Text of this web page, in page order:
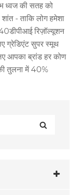
ध्वज की सतह को
- ताकि लोग हमेशा
रिज़ॉल्यूशन
ग्रेडिएंट सुपर स्मूथ
आपका ब्रांड हर कोण
तुलना में 40%